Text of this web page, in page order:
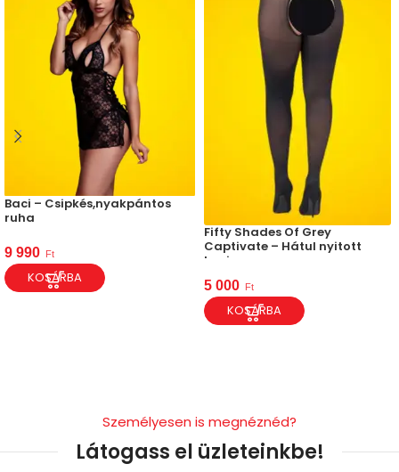
Baci – Csipkés,nyakpántos
ruha
9 990 Ft
KOSÁRBA
Fifty Shades Of Grey
Captivate – Hátul nyitott
harisnya
5 000 Ft
KOSÁRBA
Személyesen is megnéznéd?
Látogass el üzleteinkbe!